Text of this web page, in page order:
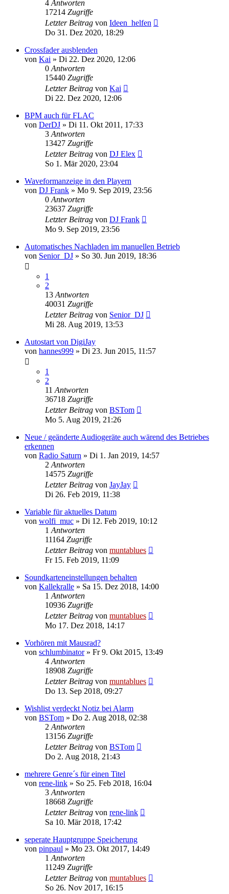
4 Antworten
17214 Zugriffe
Letzter Beitrag von Ideen_helfen
Do 31. Dez 2020, 18:29
Crossfader ausblenden
von Kai » Di 22. Dez 2020, 12:06
0 Antworten
15440 Zugriffe
Letzter Beitrag von Kai
Di 22. Dez 2020, 12:06
BPM auch für FLAC
von DerDJ » Di 11. Okt 2011, 17:33
3 Antworten
13427 Zugriffe
Letzter Beitrag von DJ Elex
So 1. Mär 2020, 23:04
Waveformanzeige in den Playern
von DJ Frank » Mo 9. Sep 2019, 23:56
0 Antworten
23637 Zugriffe
Letzter Beitrag von DJ Frank
Mo 9. Sep 2019, 23:56
Automatisches Nachladen im manuellen Betrieb
von Senior_DJ » So 30. Jun 2019, 18:36
1
2
13 Antworten
40031 Zugriffe
Letzter Beitrag von Senior_DJ
Mi 28. Aug 2019, 13:53
Autostart von DigiJay
von hannes999 » Di 23. Jun 2015, 11:57
1
2
11 Antworten
36718 Zugriffe
Letzter Beitrag von BSTom
Mo 5. Aug 2019, 21:26
Neue / geänderte Audiogeräte auch wärend des Betriebes
erkennen
von Radio Saturn » Di 1. Jan 2019, 14:57
2 Antworten
14575 Zugriffe
Letzter Beitrag von JayJay
Di 26. Feb 2019, 11:38
Variable für aktuelles Datum
von wolfi_muc » Di 12. Feb 2019, 10:12
1 Antworten
11164 Zugriffe
Letzter Beitrag von muntablues
Fr 15. Feb 2019, 11:09
Soundkarteneinstellungen behalten
von Kallekralle » Sa 15. Dez 2018, 14:00
1 Antworten
10936 Zugriffe
Letzter Beitrag von muntablues
Mo 17. Dez 2018, 14:17
Vorhören mit Mausrad?
von schlumbinator» Fr 9. Okt 2015, 13:49
4 Antworten
18908 Zugriffe
Letzter Beitrag von muntablues
Do 13. Sep 2018, 09:27
Wishlist verdeckt Notiz bei Alarm
von BSTom » Do 2. Aug 2018, 02:38
2 Antworten
13156 Zugriffe
Letzter Beitrag von BSTom
Do 2. Aug 2018, 21:43
mehrere Genre´s für einen Titel
von rene-link » So 25. Feb 2018, 16:04
3 Antworten
18668 Zugriffe
Letzter Beitrag von rene-link
Sa 10. Mär 2018, 17:42
seperate Hauptgruppe Speicherung
von pinpaul » Mo 23. Okt 2017, 14:49
1 Antworten
11249 Zugriffe
Letzter Beitrag von muntablues
So 26. Nov 2017, 16:15